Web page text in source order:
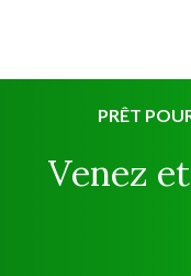
PRÊT
Venez